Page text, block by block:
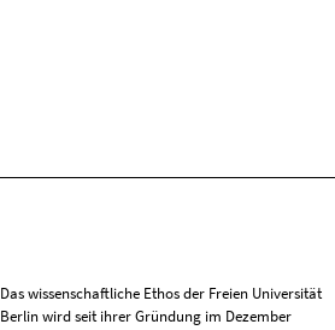
Das wissenschaftliche Ethos der Freien Universität
Berlin wird seit ihrer Gründung im Dezember